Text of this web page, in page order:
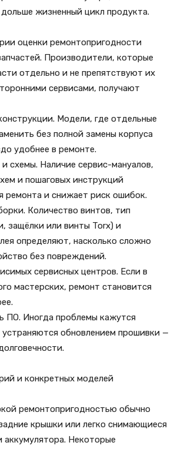
жизненный цикл продукта.
оценки ремонтопригодности
Производители, которые
отдельно и не препятствуют их
сервисами, получают
Модели, где отдельные
без полной замены корпуса
удобнее в ремонте.
схемы. Наличие сервис-мануалов,
и пошаговых инструкций
ремонта и снижает риск ошибок.
Количество винтов, тип
защёлки или винты Torx) и
определяют, насколько сложно
без повреждений.
сервисных центров. Если в
мастерских, ремонт становится
ПО. Иногда проблемы кажутся
обновлением прошивки —
и конкретных моделей
ремонтопригодностью обычно
крышки или легко снимающиеся
Некоторые